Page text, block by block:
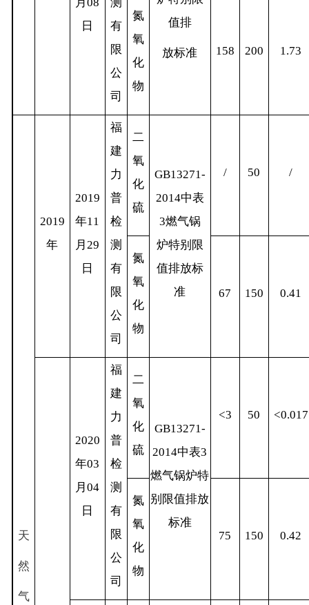
月08
日
测
有
限
公
司
值排
放标准
氮
氧
化
物
158 200 1.73
天
然
气
2019
年
2019
年11
月29
日
福
建
力
普
检
测
有
限
公
司
二
氧
化
硫
GB13271-
2014中表
3燃气锅
炉特别限
值排放标
准
/ 50 /
氮
氧
化
物
67 150 0.41
2020
年03
月04
日
福
建
力
普
检
测
有
限
公
司
二
氧
化
硫
GB13271-
2014中表3
燃气锅炉特
别限值排放
标准
<3 50 <0.017
氮
氧
化
物
75 150 0.42